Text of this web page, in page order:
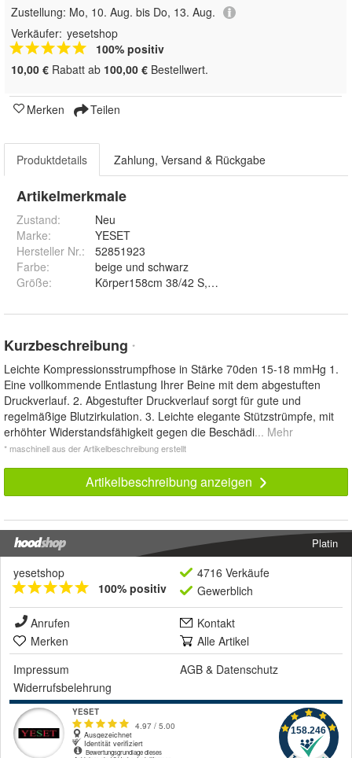
Zustellung: Mo, 10. Aug. bis Do, 13. Aug.
Verkäufer: yesetshop
100% positiv
10,00 € Rabatt ab 100,00 € Bestellwert.
Merken Teilen
Produktdetails Zahlung, Versand & Rückgabe
Artikelmerkmale
Zustand:
Neu
Marke:
YESET
Hersteller Nr.:
52851923
Farbe:
beige und schwarz
Größe:
Kurzbeschreibung *
Leichte Kompressionsstrumpfhose in Stärke 70den 15-18 mmHg 1.
Eine vollkommende Entlastung Ihrer Beine mit dem abgestuften
Druckverlauf. 2. Abgestufter Druckverlauf sorgt für gute und
regelmäßige Blutzirkulation. 3. Leichte elegante Stützstrümpfe, mit
erhöhter Widerstandsfähigkeit gegen die Beschädi... Mehr
* maschinell aus der Artikelbeschreibung erstellt
Artikelbeschreibung anzeigen
Platin
yesetshop
100% positiv
4716 Verkäufe
Gewerblich
Anrufen
Kontakt
Merken
Alle Artikel
Impressum
AGB & Datenschutz
Widerrufsbelehrung